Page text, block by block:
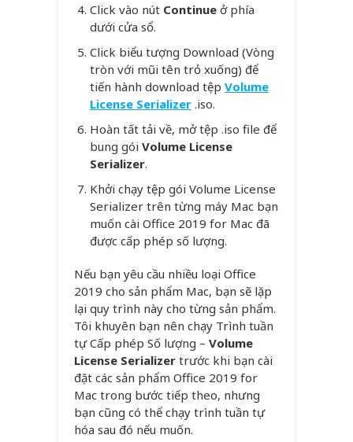
Click vào nút Continue ở phía
dưới cửa sổ.
Click biểu tượng Download (Vòng
tròn với mũi tên trỏ xuống) để
tiến hành download tệp Volume
License Serializer .iso.
Hoàn tất tải về, mở tệp .iso file để
bung gói Volume License
Serializer.
Khởi chạy tệp gói Volume License
Serializer trên từng máy Mac bạn
muốn cài Office 2019 for Mac đã
được cấp phép số lượng.
Nếu bạn yêu cầu nhiều loại Office
2019 cho sản phẩm Mac, bạn sẽ lặp
lại quy trình này cho từng sản phẩm.
Tôi khuyên bạn nên chạy Trình tuần
tự Cấp phép Số lượng – Volume
License Serializer trước khi bạn cài
đặt các sản phẩm Office 2019 for
Mac trong bước tiếp theo, nhưng
bạn cũng có thể chạy trình tuần tự
hóa sau đó nếu muốn.